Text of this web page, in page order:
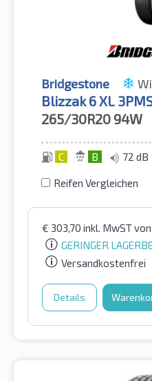
Bridgestone
Blizzak 6 XL
265/30R20 94W
C B 72 dB
Reifen Vergleichen
€ 303,70 inkl. MwST
GERINGER
Versandkostenfrei
Details